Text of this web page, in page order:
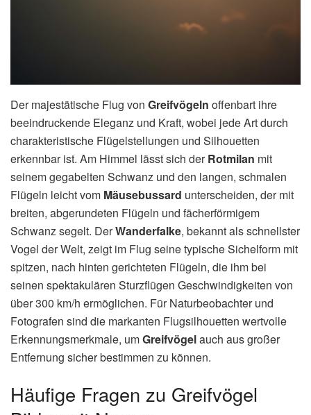
Der majestätische Flug von Greifvögeln offenbart ihre
beeindruckende Eleganz und Kraft, wobei jede Art durch
charakteristische Flügelstellungen und Silhouetten
erkennbar ist. Am Himmel lässt sich derRotmilan mit
seinem gegabelten Schwanz und den langen, schmalen
Flügeln leicht vom Mäusebussard unterscheiden, der mit
breiten, abgerundeten Flügeln und fächerförmigem
Schwanz segelt. DerWanderfalke, bekannt als schnellster
Vogel der Welt, zeigt im Flug seine typische Sichelform mit
spitzen, nach hinten gerichteten Flügeln, die ihm bei
seinen spektakulären Sturzflügen Geschwindigkeiten von
über 300 km/h ermöglichen. Für Naturbeobachter und
Fotografen sind die markanten Flugsilhouetten wertvolle
Erkennungsmerkmale, umGreifvögelauch aus großer
Entfernung sicher bestimmen zu können.
Häufige Fragen zu Greifvögel